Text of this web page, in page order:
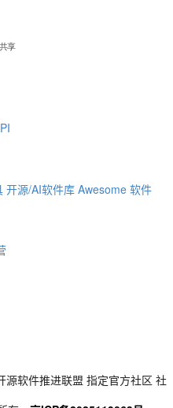
开源/AI软件库 Awesome 软件
源软件推进联盟 指定官方社区 社